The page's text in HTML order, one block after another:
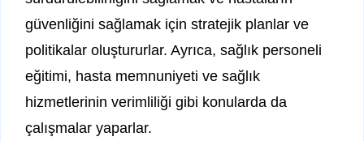
güvenliğini sağlamak için stratejik planlar ve
politikalar oluştururlar. Ayrıca, sağlık personeli
eğitimi, hasta memnuniyeti ve sağlık
hizmetlerinin verimliliği gibi konularda da
çalışmalar yaparlar.